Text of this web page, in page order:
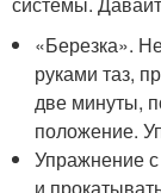
«Березка».
руками таз,
две минуты,
положение.
Упражнение